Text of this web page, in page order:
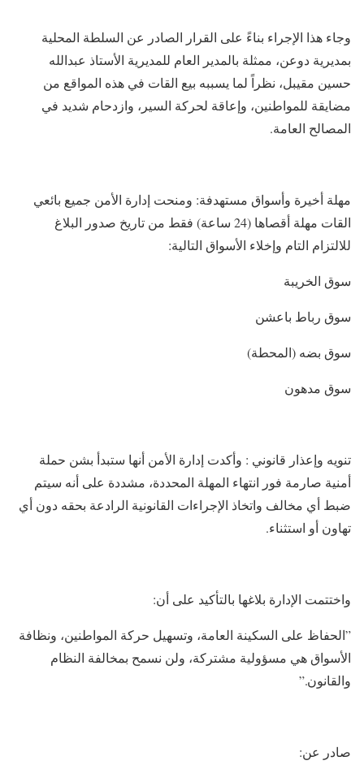
​وجاء هذا الإجراء بناءً على القرار الصادر عن السلطة المحلية
بمديرية دوعن، ممثلة بالمدير العام للمديرية الأستاذ عبدالله
حسين مقيبل، نظراً لما يسببه بيع القات في هذه المواقع من
مضايقة للمواطنين، وإعاقة لحركة السير، وازدحام شديد في
المصالح العامة.
​مهلة أخيرة وأسواق مستهدفة: ​ومنحت إدارة الأمن جميع بائعي
القات مهلة أقصاها (24 ساعة) فقط من تاريخ صدور البلاغ
للالتزام التام وإخلاء الأسواق التالية:
​سوق الخريبة
​سوق رباط باعشن
​سوق بضه (المحطة)
​سوق مدهون
​تنويه وإعذار قانوني : ​وأكدت إدارة الأمن أنها ستبدأ بشن حملة
أمنية صارمة فور انتهاء المهلة المحددة، مشددة على أنه سيتم
ضبط أي مخالف واتخاذ الإجراءات القانونية الرادعة بحقه دون أي
تهاون أو استثناء.
​واختتمت الإدارة بلاغها بالتأكيد على أن:
​”الحفاظ على السكينة العامة، وتسهيل حركة المواطنين، ونظافة
الأسواق هي مسؤولية مشتركة، ولن نسمح بمخالفة النظام
والقانون.”
​صادر عن: